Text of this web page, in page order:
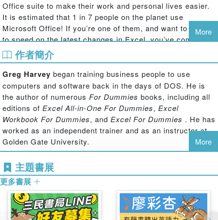
Office suite to make their work and personal lives easier.
It is estimated that 1 in 7 people on the planet use
Microsoft Office! If you’re one of them, and want to get up
to speed on the latest changes in Excel, you’ve come to
the right place.
Excel 2019 For Dummieshas been updated to reflect the
major changes and features made to Excel and covers
everything you need to know to perform any spreadsheet
task at hand. It includes information on creating and
editing worksheets, formatting cells, entering formulas,
creating and editing charts, inserting graphs, designing
database forms, adding database records, using seek-
and-find options, printing, adding hyperlinks to
existing worksheet data to an existing webpage, pivot
tables, pivot charts, formulas and functions, Excel data
more!
Get to know the new Excel interface
More
作者簡介
Greg Harvey began training business people to use
computers and software back in the days of DOS. He is
the author of numerous For Dummies books, including all
editions of Excel All-in-One For Dummies, Excel
Workbook For Dummies, and Excel For Dummies . He has
worked as an independent trainer and as an instructor at
Golden Gate University.
More
主題書展
更多書展